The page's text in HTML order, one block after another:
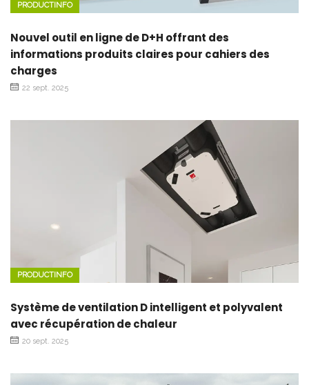
PRODUCTINFO
Nouvel outil en ligne de D+H offrant des
informations produits claires pour cahiers des
charges
22 sept. 2025
PRODUCTINFO
Système de ventilation D intelligent et polyvalent
avec récupération de chaleur
20 sept. 2025